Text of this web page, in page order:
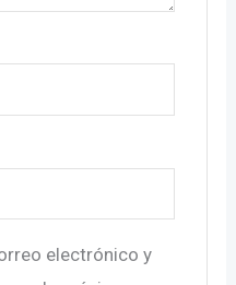
electrónico y